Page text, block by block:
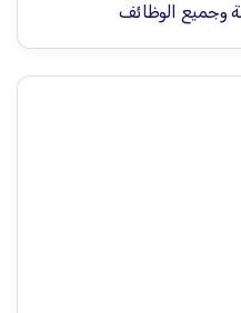
الوظائف